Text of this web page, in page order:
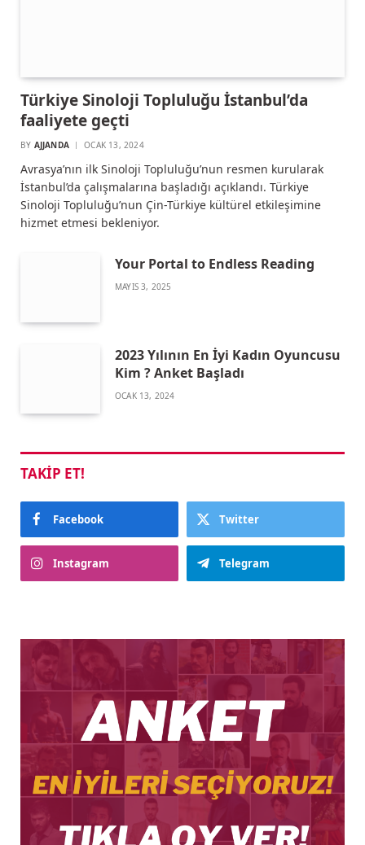
Türkiye Sinoloji Topluluğu İstanbul’da
faaliyete geçti
BY AJJANDA OCAK 13, 2024
Avrasya’nın ilk Sinoloji Topluluğu’nun resmen kurularak
İstanbul’da çalışmalarına başladığı açıklandı. Türkiye
Sinoloji Topluluğu’nun Çin-Türkiye kültürel etkileşimine
hizmet etmesi bekleniyor.
Your Portal to Endless Reading
MAYIS 3, 2025
2023 Yılının En İyi Kadın Oyuncusu
Kim ? Anket Başladı
OCAK 13, 2024
TAKIP ET!
Facebook Twitter
Instagram Telegram